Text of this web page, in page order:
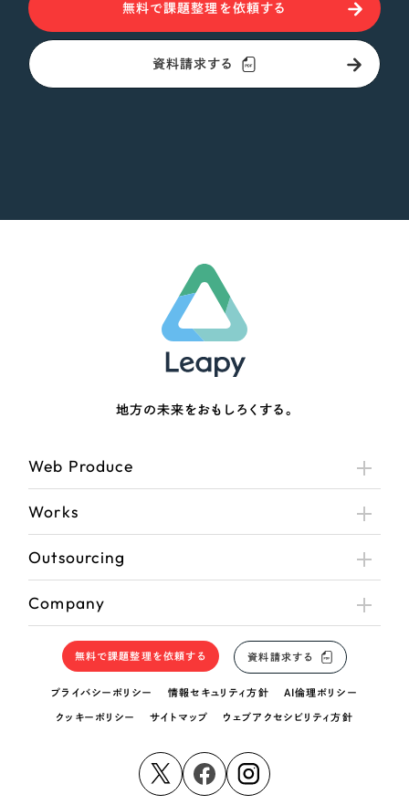
無料で課題整理を依頼する
資料請求する
地方の未来をおもしろくする。
Web Produce
Works
Outsourcing
Company
無料で課題整理を依頼する 資料請求する
プライバシーポリシー 情報セキュリティ方針 AI倫理ポリシー
クッキーポリシー サイトマップ ウェブアクセシビリティ方針